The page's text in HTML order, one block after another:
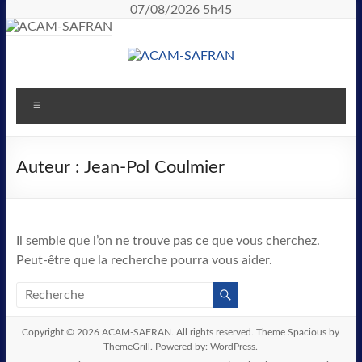
07/08/2026 5h45
Auteur : Jean-Pol Coulmier
Il semble que l’on ne trouve pas ce que vous cherchez.
Peut-être que la recherche pourra vous aider.
Copyright © 2026ACAM-SAFRAN . All rights reserved. ThemeSpacious by
ThemeGrill. Powered by:WordPress